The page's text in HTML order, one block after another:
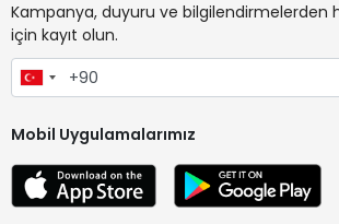
Kampanya, duyuru ve bilgilendirmelerden
için kayıt olun.
Mobil Uygulamalarımız